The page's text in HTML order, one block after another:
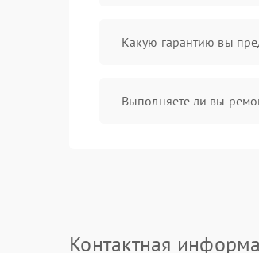
Какую гарантию вы
Выполняете ли вы
Контактная